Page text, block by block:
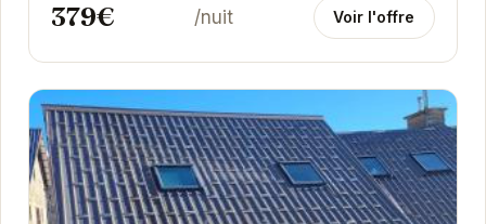
379€ /nuit Voir l'offre